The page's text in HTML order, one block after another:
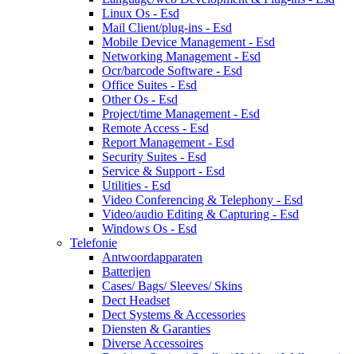
Linux Os - Esd
Mail Client/plug-ins - Esd
Mobile Device Management - Esd
Networking Management - Esd
Ocr/barcode Software - Esd
Office Suites - Esd
Other Os - Esd
Project/time Management - Esd
Remote Access - Esd
Report Management - Esd
Security Suites - Esd
Service & Support - Esd
Utilities - Esd
Video Conferencing & Telephony - Esd
Video/audio Editing & Capturing - Esd
Windows Os - Esd
Telefonie
Antwoordapparaten
Batterijen
Cases/ Bags/ Sleeves/ Skins
Dect Headset
Dect Systems & Accessories
Diensten & Garanties
Diverse Accessoires